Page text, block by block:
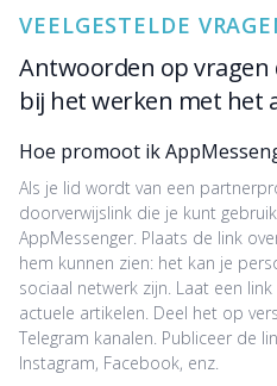
VEELGESTELDE
Antwoorden op
bij het werken met het
Hoe promoot ik
Als je lid wordt van een
doorverwijslink die je kunt
AppMessenger. Plaats de link
hem kunnen zien: het kan je
sociaal netwerk zijn. Laat een
actuele artikelen. Deel het op
Telegram kanalen. Publiceer de
Instagram, Facebook, enz.